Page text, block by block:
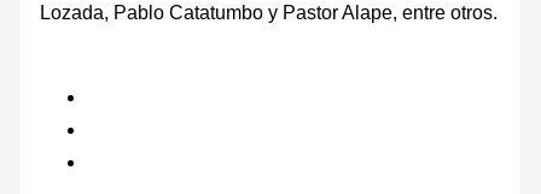
Lozada, Pablo Catatumbo y Pastor Alape, entre otros.